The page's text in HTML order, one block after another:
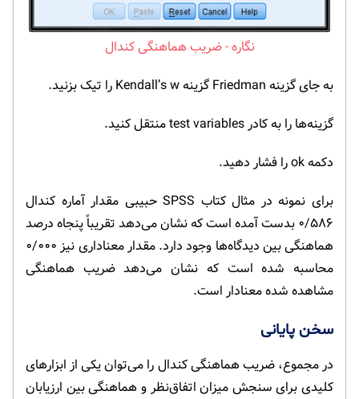
ضریب هماهنگی کندال
به جای گزینه Friedman گزینه Kendall’s w را تیک بزنید.
گزینه‌ها را به کادر test variables منتقل کنید.
دکمه ok را فشار دهید.
برای نمونه در مثال کتاب SPSS حبیبی مقدار آماره کندال
۰/۵۸۶ بدست آمده است که نشان می‌دهد تقریباً پنجاه درصد
هماهنگی بین دیدگاه‌ها وجود دارد. مقدار معناداری نیز ۰/۰۰۰
محاسبه شده است که نشان می‌دهد ضریب هماهنگی
مشاهده شده معنادار است.
سخن پایانی
در مجموع، ضریب هماهنگی کندال را می‌توان یکی از ابزارهای
کلیدی برای سنجش میزان اتفاق‌نظر و هماهنگی بین ارزیابان